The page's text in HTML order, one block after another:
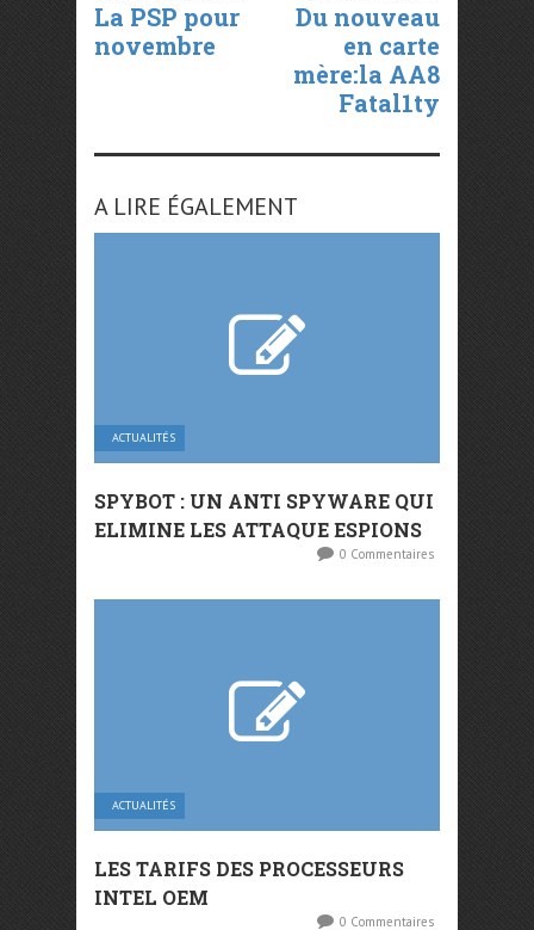
La PSP pour
novembre
Du nouveau
en carte
mère:la AA8
Fatal1ty
A LIRE ÉGALEMENT
ACTUALITÉS
SPYBOT : UN ANTI SPYWARE QUI
ELIMINE LES ATTAQUE ESPIONS
0 Commentaires
ACTUALITÉS
LES TARIFS DES PROCESSEURS
INTEL OEM
0 Commentaires